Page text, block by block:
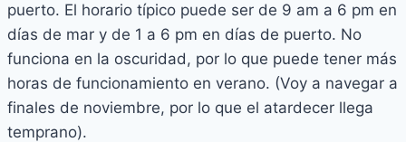
puerto. El horario típico puede ser de 9 am a 6 pm en
días de mar y de 1 a 6 pm en días de puerto. No
funciona en la oscuridad, por lo que puede tener más
horas de funcionamiento en verano. (Voy a navegar a
finales de noviembre, por lo que el atardecer llega
temprano).